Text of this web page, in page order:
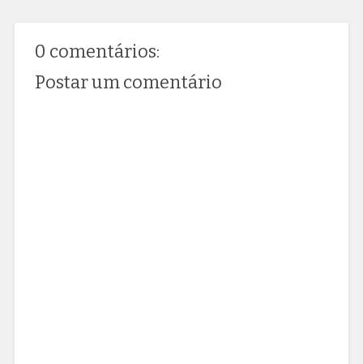
0 comentários:
Postar um comentário